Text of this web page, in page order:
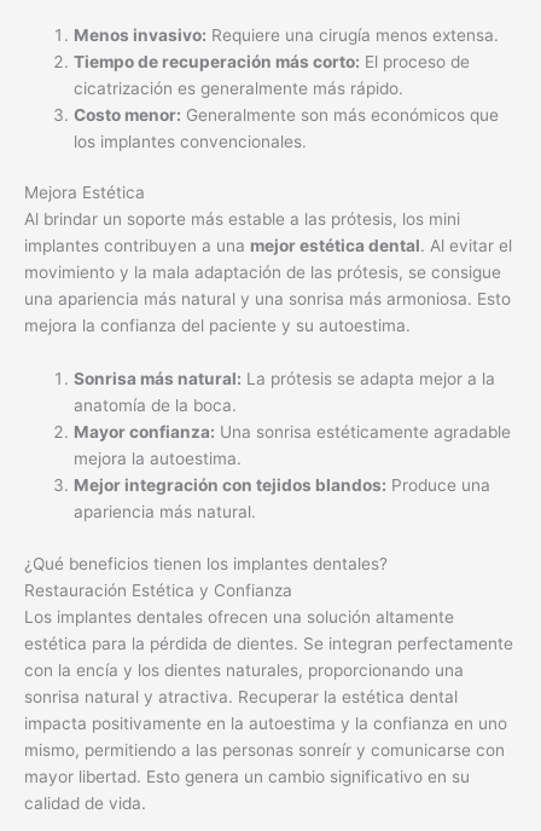
Menos invasivo: Requiere una cirugía menos extensa.
Tiempo de recuperación más corto: El proceso de
cicatrización es generalmente más rápido.
Costo menor: Generalmente son más económicos que
los implantes convencionales.
Mejora Estética
Al brindar un soporte más estable a las prótesis, los mini
implantes contribuyen a una mejor estética dental. Al evitar el
movimiento y la mala adaptación de las prótesis, se consigue
una apariencia más natural y una sonrisa más armoniosa. Esto
mejora la confianza del paciente y su autoestima.
Sonrisa más natural: La prótesis se adapta mejor a la
anatomía de la boca.
Mayor confianza: Una sonrisa estéticamente agradable
mejora la autoestima.
Mejor integración con tejidos blandos: Produce una
apariencia más natural.
¿Qué beneficios tienen los implantes dentales?
Restauración Estética y Confianza
Los implantes dentales ofrecen una solución altamente
estética para la pérdida de dientes. Se integran perfectamente
con la encía y los dientes naturales, proporcionando una
sonrisa natural y atractiva. Recuperar la estética dental
impacta positivamente en la autoestima y la confianza en uno
mismo, permitiendo a las personas sonreír y comunicarse con
mayor libertad. Esto genera un cambio significativo en su
calidad de vida.